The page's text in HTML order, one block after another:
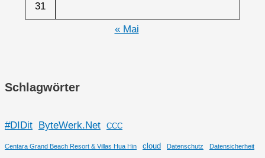
31
« Mai
Schlagwörter
#DIDit ByteWerk.Net CCC
Centara Grand Beach Resort & Villas Hua Hin cloud Datenschutz Datensicherheit